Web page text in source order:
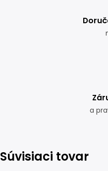
a
Súvisiaci tovar